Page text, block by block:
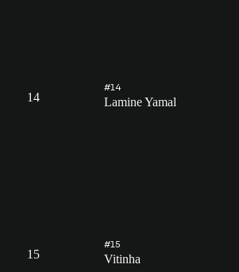
14
#14
Lamine Yamal
15
#15
Vitinha